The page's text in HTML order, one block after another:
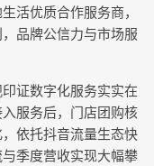
活优质合作服务商，
品牌公信力与市场服
证数字化服务实实在
服务后，门店团购核
依托抖音流量生态快
季度营收实现大幅攀